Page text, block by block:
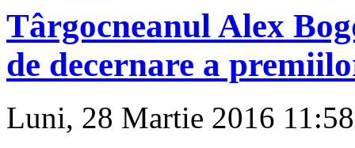
Târgocneanul Alex
de decernare a
Luni, 28 Martie 2016